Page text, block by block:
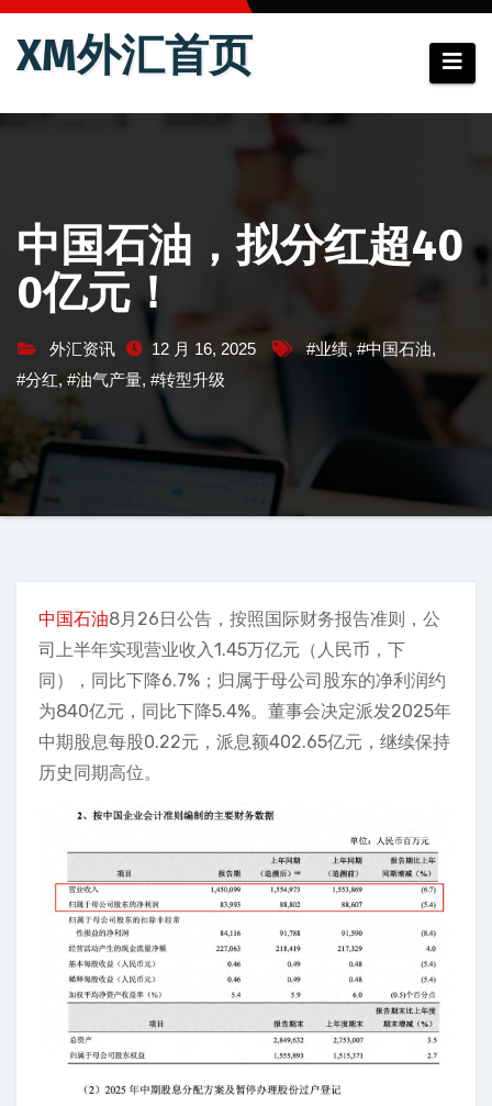
跳
XM外汇首页
中国石油，拟分红超40
0亿元！
外汇资讯 12 月 16, 2025 #业绩, #中国石油,
#分红, #油气产量, #转型升级
中国石油8月26日公告，按照国际财务报告准则，公
司上半年实现营业收入1.45万亿元（人民币，下
同），同比下降6.7%；归属于母公司股东的净利润约
为840亿元，同比下降5.4%。董事会决定派发2025年
中期股息每股0.22元，派息额402.65亿元，继续保持
历史同期高位。